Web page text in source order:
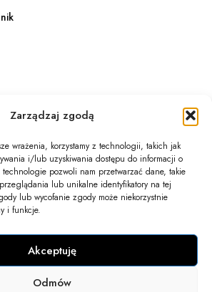
Zarządzaj zgodą
wrażenia, korzystamy z technologii, takich jak
i/lub uzyskiwania dostępu do informacji o
pozwoli nam przetwarzać dane, takie
lub unikalne identyfikatory na tej
lub wycofanie zgody może niekorzystnie
i funkcje.
Akceptuję
Odmów